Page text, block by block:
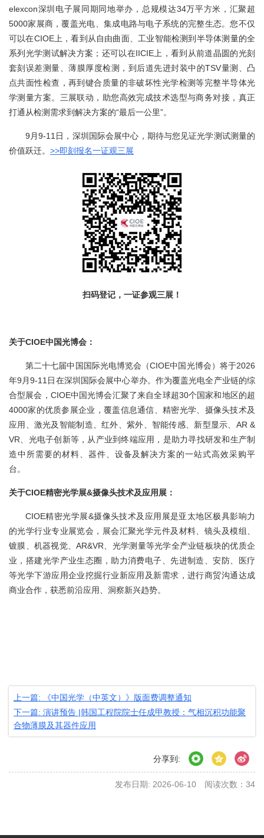
elexcon深圳电子展同期同地举办，总规模达34万平方米，汇聚超
5000家展商，覆盖光电、集成电路与电子系统的完整生态。您不仅
可以在CIOE上，看到从自由曲面、工业智能检测到半导体测量的全
系列光学测试解决方案；还可以在IICIE上，看到从前道晶圆的光刻
套刻误差测量、薄膜厚度检测，到后道先进封装中的TSV量测、凸
点共面性检查，再到键合质量的非破坏性光学检测等完整半导体光
学测量方案。三展联动，助您高效完成技术选型与商务对接，真正
打通从检测需求到解决方案的“最后一公里”。
9月9-11日，深圳国际会展中心，期待与您见证光学测试测量的
价值跃迁。 >>即刻报名一证观三展
扫码登记，一证参观三展！
关于CIOE中国光博会：
第二十七届中国国际光电博览会（CIOE中国光博会）将于2026
年9月9-11日在深圳国际会展中心举办。作为覆盖光电全产业链的综
合型展会，CIOE中国光博会汇聚了来自全球超30个国家和地区的超
4000家的优质参展企业，覆盖信息通信、精密光学、摄像头技术及
应用、激光及智能制造、红外、紫外、智能传感、新型显示、AR &
VR、光电子创新等，从产业到终端应用，是助力寻找研发和生产制
造中所需要的材料、器件、设备及解决方案的一站式高效采购平
台。
关于CIOE精密光学展&摄像头技术及应用展：
CIOE精密光学展&摄像头技术及应用展是亚太地区极具影响力
的光学行业专业展览会，展会汇聚光学元件及材料、镜头及模组、
镀膜、机器视觉、AR&VR、光学测量等光学全产业链板块的优质企
业，搭建光学产业生态圈，助力消费电子、先进制造、安防、医疗
等光学下游应用企业挖掘行业新应用及新需求，进行商贸沟通达成
商业合作，获悉前沿应用、洞察新兴趋势。
上一篇: 《中国光学（中英文）》版面费调整通知
下一篇: 演讲预告 |韩国工程院院士任成甲教授：气相沉积功能聚
合物薄膜及其器件应用
分享到:
发布日期: 2026-06-10 阅读次数： 34